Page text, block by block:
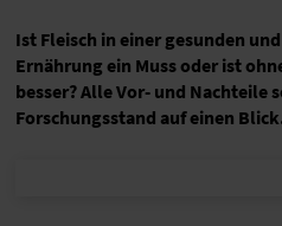
Ist Fleisch in einer gesunden
Ernährung ein Muss oder ist
besser? Alle Vor- und Nachteile
Forschungsstand auf einen